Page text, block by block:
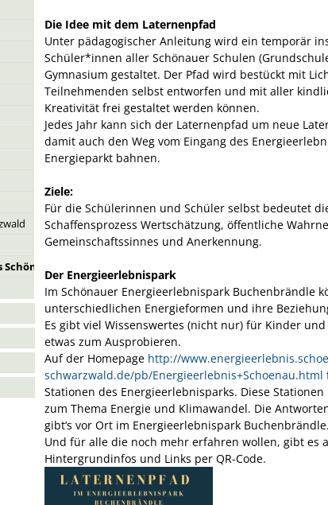
Die Idee mit dem Laternenpfad
Unter pädagogischer Anleitung wird ein temporär
Schüler*innen aller Schönauer Schulen
Gymnasium gestaltet. Der Pfad wird bestückt mit
Teilnehmenden selbst entworfen und mit aller
Kreativität frei gestaltet werden können.
Jedes Jahr kann sich der Laternenpfad um neue
damit auch den Weg vom Eingang des
Energieparkt bahnen.
Ziele:
Für die Schülerinnen und Schüler selbst bedeutet
Schaffensprozess Wertschätzung, öffentliche
Gemeinschaftssinnes und Anerkennung.
Der Energieerlebnispark
Im Schönauer Energieerlebnispark Buchenbrändle
unterschiedlichen Energieformen und ihre
Es gibt viel Wissenswertes (nicht nur) für Kinder
etwas zum Ausprobieren.
Auf der Homepage http://
schwarzwald.de/pb/Energieerlebnis+Schoenau.html
Stationen des Energieerlebnisparks. Diese
zum Thema Energie und Klimawandel. Die
gibt‘s vor Ort im Energieerlebnispark Buchenbrändle.
Und für alle die noch mehr erfahren wollen, gibt es
Hintergrundinfos und Links per QR-Code.